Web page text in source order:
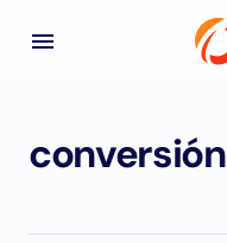
conversión